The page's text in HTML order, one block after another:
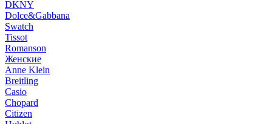
DKNY
Dolce&Gabbana
Swatch
Tissot
Romanson
Женские
Anne Klein
Breitling
Casio
Chopard
Citizen